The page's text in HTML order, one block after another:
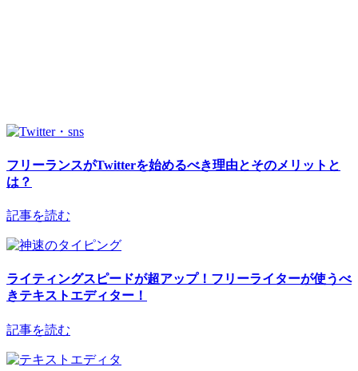
フリーランスがTwitterを始めるべき理由とそのメリットと
は？
記事を読む
ライティングスピードが超アップ！フリーライターが使うべ
きテキストエディター！
記事を読む